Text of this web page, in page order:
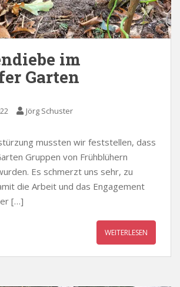
im
Garten
Jörg Schuster
mussten wir feststellen, dass
Gruppen von Frühblühern
Es schmerzt uns sehr, zu
die Arbeit und das Engagement
[…]
WEITERLESEN